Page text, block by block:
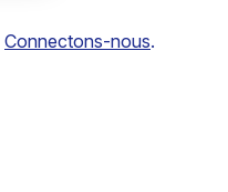
Connectons-nous.